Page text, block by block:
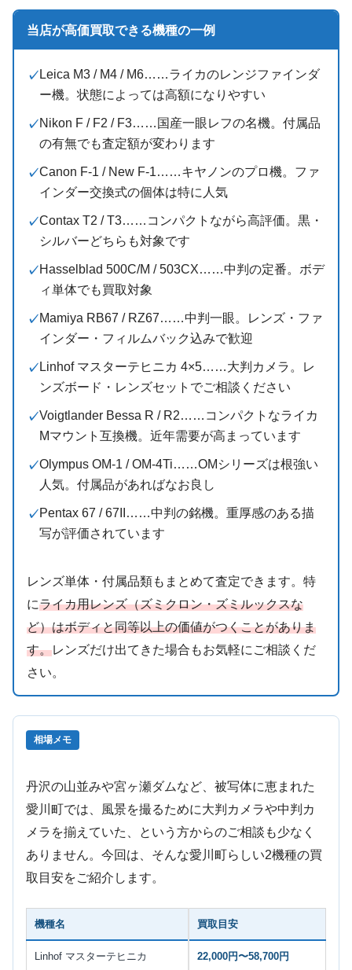
当店が高価買取できる機種の一例
Leica M3 / M4 / M6……ライカのレンジファインダ
ー機。状態によっては高額になりやすい
Nikon F / F2 / F3……国産一眼レフの名機。付属品
の有無でも査定額が変わります
Canon F-1 / New F-1……キヤノンのプロ機。ファ
インダー交換式の個体は特に人気
Contax T2 / T3……コンパクトながら高評価。黒・
シルバーどちらも対象です
Hasselblad 500C/M / 503CX……中判の定番。ボデ
ィ単体でも買取対象
Mamiya RB67 / RZ67……中判一眼。レンズ・ファ
インダー・フィルムバック込みで歓迎
Linhof マスターテヒニカ 4×5……大判カメラ。レ
ンズボード・レンズセットでご相談ください
Voigtlander Bessa R / R2……コンパクトなライカ
Mマウント互換機。近年需要が高まっています
Olympus OM-1 / OM-4Ti……OMシリーズは根強い
人気。付属品があればなお良し
Pentax 67 / 67II……中判の銘機。重厚感のある描
写が評価されています
レンズ単体・付属品類もまとめて査定できます。特
にライカ用レンズ（ズミクロン・ズミルックスな
ど）はボディと同等以上の価値がつくことがありま
す。レンズだけ出てきた場合もお気軽にご相談くだ
さい。
相場メモ
丹沢の山並みや宮ヶ瀬ダムなど、被写体に恵まれた
愛川町では、風景を撮るために大判カメラや中判カ
メラを揃えていた、という方からのご相談も少なく
ありません。今回は、そんな愛川町らしい2機種の買
取目安をご紹介します。
機種名 買取目安
Linhof マスターテヒニカ 22,000円〜58,700円